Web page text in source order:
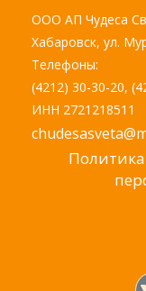
ООО АП Чудеса
Хабаровск, ул.
Телефоны:
(4212) 30-30-20,
ИНН 2721218511